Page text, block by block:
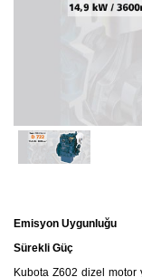
Emisyon Uygunluğu
Sürekli Güç
Kubota Z602 dizel motor